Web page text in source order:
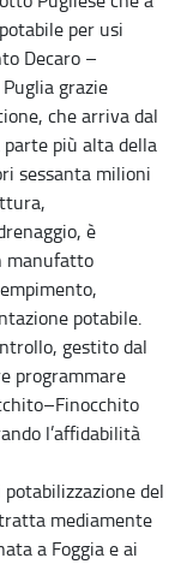
per usi
Decaro –
grazie
che arriva dal
parte più alta della
sessanta milioni
è
manufatto
potabile.
gestito dal
programmare
l’affidabilità
del
mediamente
a Foggia e ai